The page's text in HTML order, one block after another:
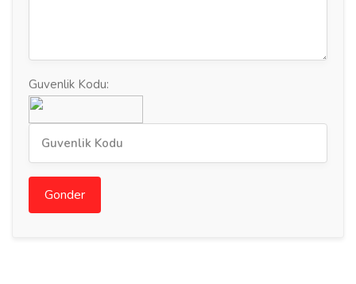
Guvenlik Kodu:
Gonder